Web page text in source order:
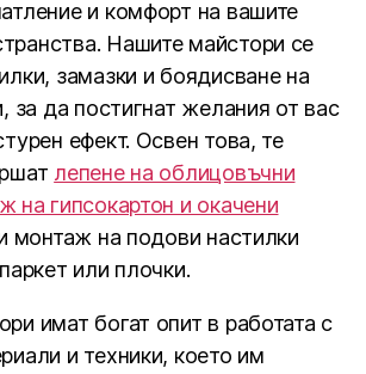
и комфорт на вашите
Нашите майстори се
замазки и боядисване на
за да постигнат желания от вас
ефект. Освен това, те
лепене на облицовъчни
на гипсокартон и окачени
монтаж на подови настилки
или плочки.
имат богат опит в работата с
и техники, което им